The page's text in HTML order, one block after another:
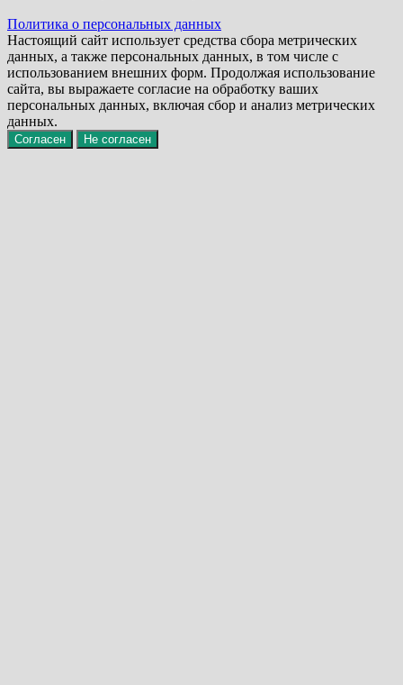
Политика о персональных данных
Настоящий сайт использует средства сбора метрических
данных, а также персональных данных, в том числе с
использованием внешних форм. Продолжая использование
сайта, вы выражаете согласие на обработку ваших
персональных данных, включая сбор и анализ метрических
данных.
Согласен Не согласен